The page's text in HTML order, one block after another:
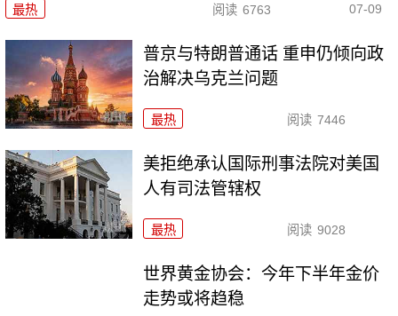
最热 阅读 6763 07-09
普京与特朗普通话 重申仍倾向政
治解决乌克兰问题
最热 阅读 7446
美拒绝承认国际刑事法院对美国
人有司法管辖权
最热 阅读 9028
世界黄金协会：今年下半年金价
走势或将趋稳